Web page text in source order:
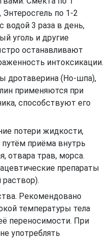
Энтеросгель по 1-2
водой 3 раза в день,
уголь и другие
останавливают
интоксикации.
дротаверина (Но-шпа),
применяются при
способствуют его
потери жидкости,
приёма внутрь
отвара трав, морса.
препараты
раствор).
Рекомендовано
температуры тела
переносимости. При
употреблять